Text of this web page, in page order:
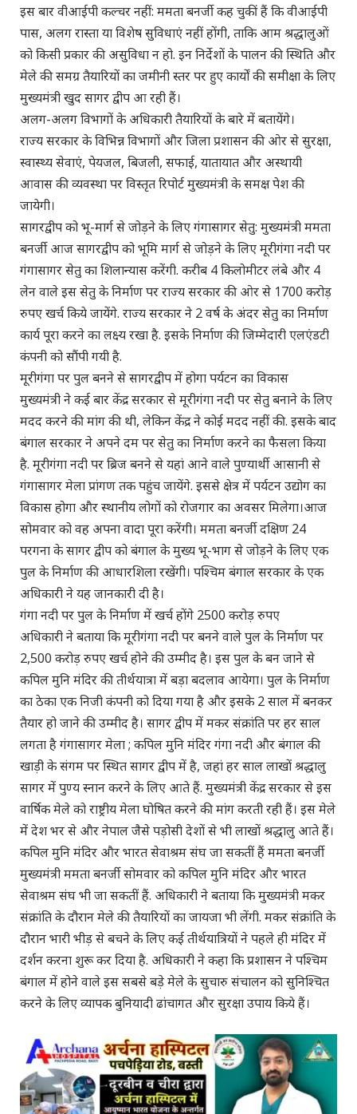
इस बार वीआईपी कल्चर नहीं: ममता बनर्जी कह चुकीं हैं कि वीआईपी
पास, अलग रास्ता या विशेष सुविधाएं नहीं होंगी, ताकि आम श्रद्धालुओं
को किसी प्रकार की असुविधा न हो. इन निर्देशों के पालन की स्थिति और
मेले की समग्र तैयारियों का जमीनी स्तर पर हुए कार्यों की समीक्षा के लिए
मुख्यमंत्री खुद सागर द्वीप आ रही हैं।
अलग-अलग विभागों के अधिकारी तैयारियों के बारे में बतायेंगे।
राज्य सरकार के विभिन्न विभागों और जिला प्रशासन की ओर से सुरक्षा,
स्वास्थ्य सेवाएं, पेयजल, बिजली, सफाई, यातायात और अस्थायी
आवास की व्यवस्था पर विस्तृत रिपोर्ट मुख्यमंत्री के समक्ष पेश की
जायेगी।
सागरद्वीप को भू-मार्ग से जोड़ने के लिए गंगासागर सेतु: मुख्यमंत्री ममता
बनर्जी आज सागरद्वीप को भूमि मार्ग से जोड़ने के लिए मूरीगंगा नदी पर
गंगासागर सेतु का शिलान्यास करेंगी. करीब 4 किलोमीटर लंबे और 4
लेन वाले इस सेतु के निर्माण पर राज्य सरकार की ओर से 1700 करोड़
रुपए खर्च किये जायेंगे. राज्य सरकार ने 2 वर्ष के अंदर सेतु का निर्माण
कार्य पूरा करने का लक्ष्य रखा है. इसके निर्माण की जिम्मेदारी एलएंडटी
कंपनी को सौंपी गयी है.
मूरीगंगा पर पुल बनने से सागरद्वीप में होगा पर्यटन का विकास
मुख्यमंत्री ने कई बार केंद्र सरकार से मूरीगंगा नदी पर सेतु बनाने के लिए
मदद करने की मांग की थी, लेकिन केंद्र ने कोई मदद नहीं की. इसके बाद
बंगाल सरकार ने अपने दम पर सेतु का निर्माण करने का फैसला किया
है. मूरीगंगा नदी पर ब्रिज बनने से यहां आने वाले पुण्यार्थी आसानी से
गंगासागर मेला प्रांगण तक पहुंच जायेंगे. इससे क्षेत्र में पर्यटन उद्योग का
विकास होगा और स्थानीय लोगों को रोजगार का अवसर मिलेगा।आज
सोमवार को वह अपना वादा पूरा करेंगी। ममता बनर्जी दक्षिण 24
परगना के सागर द्वीप को बंगाल के मुख्य भू-भाग से जोड़ने के लिए एक
पुल के निर्माण की आधारशिला रखेंगी। पश्चिम बंगाल सरकार के एक
अधिकारी ने यह जानकारी दी है।
गंगा नदी पर पुल के निर्माण में खर्च होंगे 2500 करोड़ रुपए
अधिकारी ने बताया कि मूरीगंगा नदी पर बनने वाले पुल के निर्माण पर
2,500 करोड़ रुपए खर्च होने की उम्मीद है। इस पुल के बन जाने से
कपिल मुनि मंदिर की तीर्थयात्रा में बड़ा बदलाव आयेगा। पुल के निर्माण
का ठेका एक निजी कंपनी को दिया गया है और इसके 2 साल में बनकर
तैयार हो जाने की उम्मीद है। सागर द्वीप में मकर संक्रांति पर हर साल
लगता है गंगासागर मेला ; कपिल मुनि मंदिर गंगा नदी और बंगाल की
खाड़ी के संगम पर स्थित सागर द्वीप में है, जहां हर साल लाखों श्रद्धालु
सागर में पुण्य स्नान करने के लिए आते हैं. मुख्यमंत्री केंद्र सरकार से इस
वार्षिक मेले को राष्ट्रीय मेला घोषित करने की मांग करती रही हैं। इस मेले
में देश भर से और नेपाल जैसे पड़ोसी देशों से भी लाखों श्रद्धालु आते हैं।
कपिल मुनि मंदिर और भारत सेवाश्रम संघ जा सकतीं हैं ममता बनर्जी
मुख्यमंत्री ममता बनर्जी सोमवार को कपिल मुनि मंदिर और भारत
सेवाश्रम संघ भी जा सकतीं हैं. अधिकारी ने बताया कि मुख्यमंत्री मकर
संक्रांति के दौरान मेले की तैयारियों का जायजा भी लेंगी. मकर संक्रांति के
दौरान भारी भीड़ से बचने के लिए कई तीर्थयात्रियों ने पहले ही मंदिर में
दर्शन करना शुरू कर दिया है. अधिकारी ने कहा कि प्रशासन ने पश्चिम
बंगाल में होने वाले इस सबसे बड़े मेले के सुचारु संचालन को सुनिश्चित
करने के लिए व्यापक बुनियादी ढांचागत और सुरक्षा उपाय किये हैं।